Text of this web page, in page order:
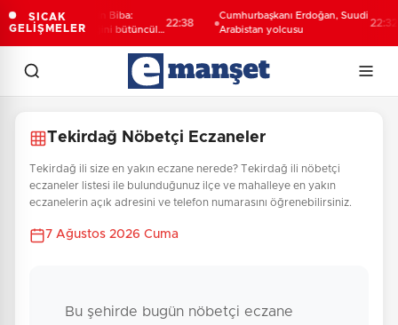
SICAK
GELİŞMELER
Başkan Vekili Şahin Biba:
Bursa'nın geleceğini bütüncül
22:38
Cumhurbaşkanı Erdoğan, Suudi
Arabistan yolcusu
22:32
Tekirdağ Nöbetçi Eczaneler
Tekirdağ ili size en yakın eczane nerede? Tekirdağ ili nöbetçi
eczaneler listesi ile bulunduğunuz ilçe ve mahalleye en yakın
eczanelerin açık adresini ve telefon numarasını öğrenebilirsiniz.
7 Ağustos 2026 Cuma
Bu şehirde bugün nöbetçi eczane